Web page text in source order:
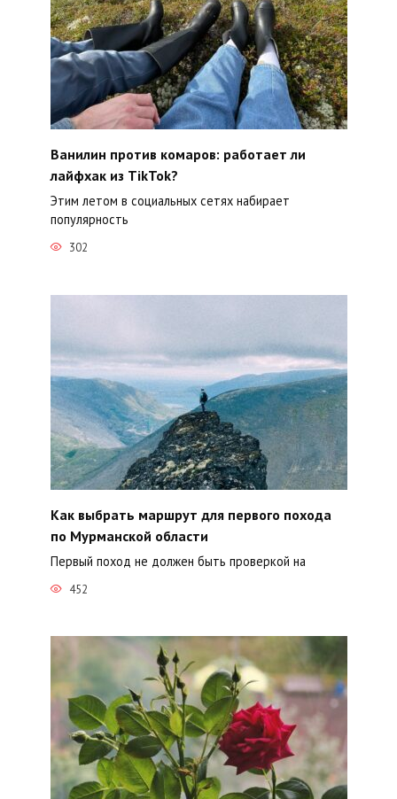
Ванилин против комаров: работает ли
лайфхак из TikTok?
Этим летом в социальных сетях набирает
популярность
302
Как выбрать маршрут для первого похода
по Мурманской области
Первый поход не должен быть проверкой на
452